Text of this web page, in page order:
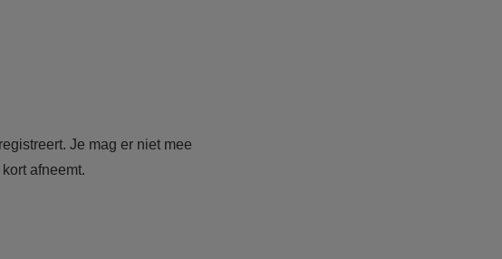
Je mag er niet mee
afneemt.